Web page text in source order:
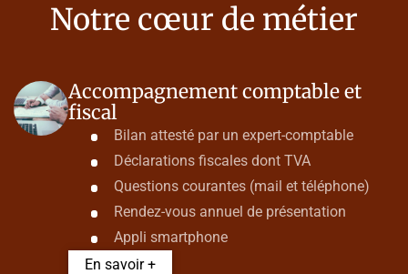
Notre cœur de métier
Accompagnement comptable et
fiscal
Bilan attesté par un expert-comptable
Déclarations fiscales dont TVA
Questions courantes (mail et téléphone)
Rendez-vous annuel de présentation
Appli smartphone
En savoir +